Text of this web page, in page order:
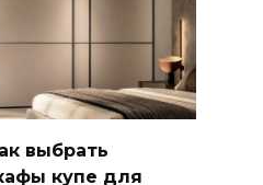
выбрать
купе для